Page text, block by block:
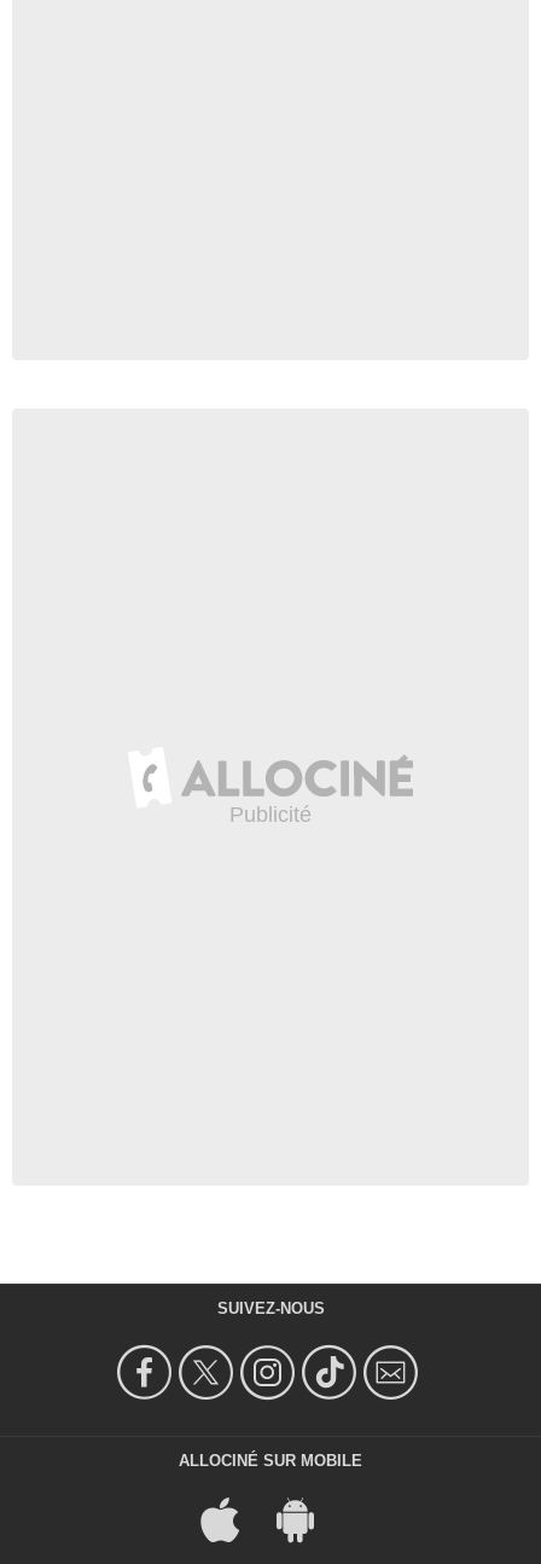
SUIVEZ-NOUS
ALLOCINÉ SUR MOBILE